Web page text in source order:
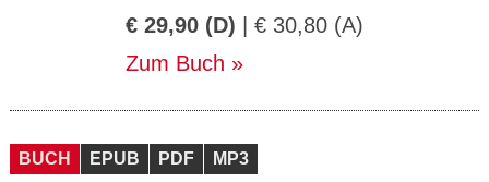
€ 29,90 (D) | € 30,80 (A)
Zum Buch
BUCH EPUB PDF MP3